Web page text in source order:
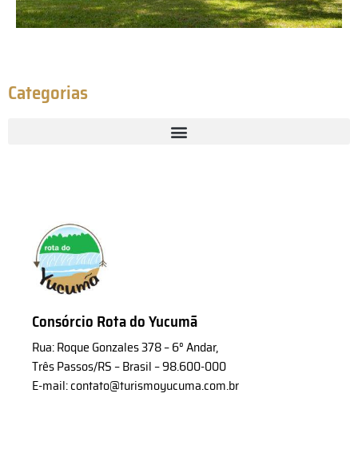
Categorias
Consórcio Rota do Yucumã
Rua: Roque Gonzales 378 – 6° Andar,
Três Passos/RS – Brasil – 98.600-000
E-mail: contato@turismoyucuma.com.br